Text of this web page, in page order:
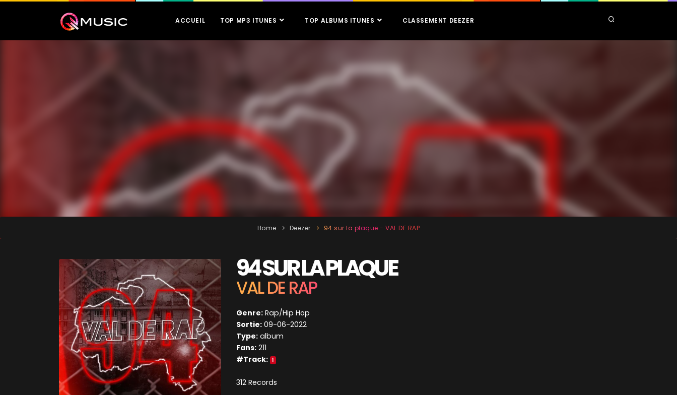
ACCUEIL TOP MP3 ITUNES TOP ALBUMS ITUNES CLASSEMENT DEEZER
Home Deezer 94 sur la plaque - VAL DE RAP
94 SUR LA PLAQUE
VAL DE RAP
Genre: Rap/Hip Hop
Sortie: 09-06-2022
Type: album
Fans: 211
#Track: 1
312 Records